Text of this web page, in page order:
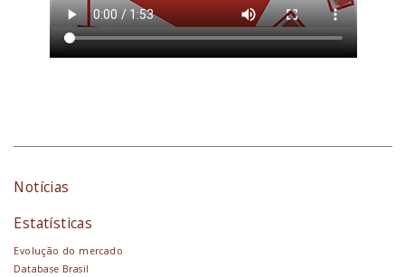
Notícias
Estatísticas
Evolução do mercado
Database Brasil